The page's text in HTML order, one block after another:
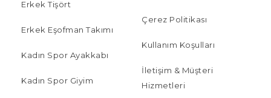
Erkek Tişört
Erkek Eşofman Takımı
Kadın Spor Ayakkabı
Kadın Spor Giyim
Çerez Politikası
Kullanım Koşulları
İletişim & Müşteri
Hizmetleri